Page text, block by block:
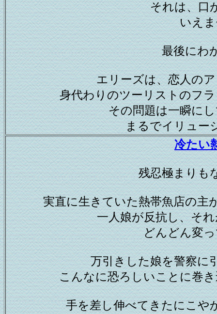
それは、口
いえ
最後にわ
エリーズは、恋人の
身代わりのツーリストのフ
その問題は一瞬に
まるでイリュー
冷たい
残忍極まりも
実直に生きていた熱帯魚店の主
一人娘が反抗し、そ
どんどん変
万引きした娘を警察に
こんなに恐ろしいことに巻
手を差し伸べてきたにこや